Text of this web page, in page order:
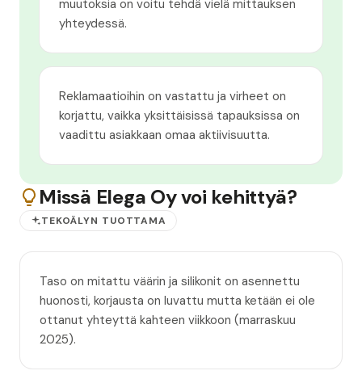
muutoksia on voitu tehdä vielä mittauksen
yhteydessä.
Reklamaatioihin on vastattu ja virheet on
korjattu, vaikka yksittäisissä tapauksissa on
vaadittu asiakkaan omaa aktiivisuutta.
Missä Elega Oy voi kehittyä?
TEKOÄLYN TUOTTAMA
Taso on mitattu väärin ja silikonit on asennettu
huonosti, korjausta on luvattu mutta ketään ei ole
ottanut yhteyttä kahteen viikkoon (marraskuu
2025).